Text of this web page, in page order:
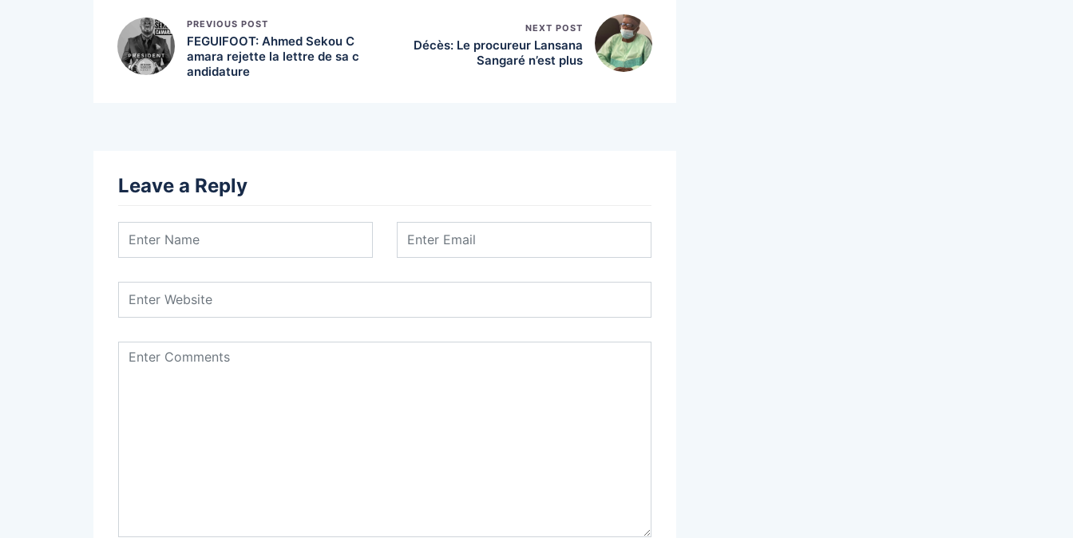
PREVIOUS POST
FEGUIFOOT: Ahmed Sekou C
amara rejette la lettre de sa c
andidature
NEXT POST
Décès: Le procureur Lansana
Sangaré n’est plus
Leave a Reply